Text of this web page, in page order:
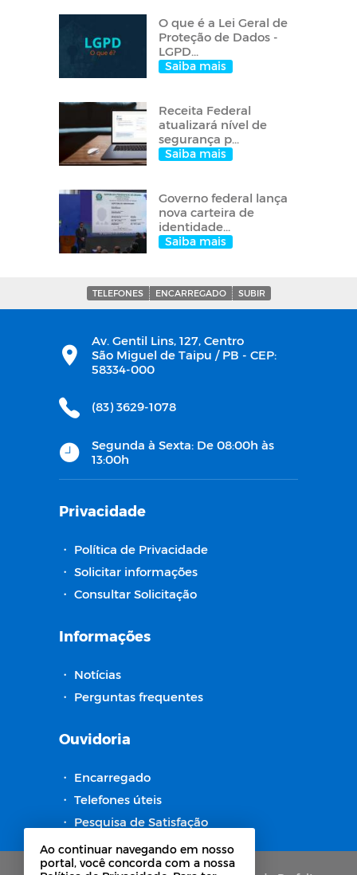
O que é a Lei Geral de
Proteção de Dados -
LGPD...
Saiba mais
Receita Federal
atualizará nível de
segurança p...
Saiba mais
Governo federal lança
nova carteira de
identidade...
Saiba mais
TELEFONES ENCARREGADO SUBIR
Av. Gentil Lins, 127, Centro
São Miguel de Taipu / PB - CEP:
58334-000
(83) 3629-1078
Segunda à Sexta: De 08:00h às
13:00h
Privacidade
・ Política de Privacidade
・ Solicitar informações
・ Consultar Solicitação
Informações
・ Notícias
・ Perguntas frequentes
Ouvidoria
・ Encarregado
・ Telefones úteis
・ Pesquisa de Satisfação
Ao continuar navegando em nosso
portal, você concorda com a nossa